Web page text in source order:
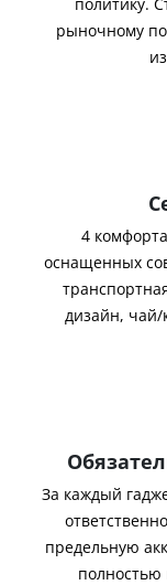
рыночному
4
оснащенных
дизайн,
За каждый
предельную
полностью